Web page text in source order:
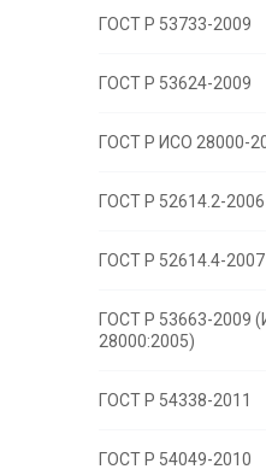
ГОСТ Р 53733-2009
ГОСТ Р 53624-2009
ГОСТ Р ИСО 28000-
ГОСТ Р 52614.2-2006
ГОСТ Р 52614.4-2007
ГОСТ Р 53663-2009
28000:2005)
ГОСТ Р 54338-2011
ГОСТ Р 54049-2010